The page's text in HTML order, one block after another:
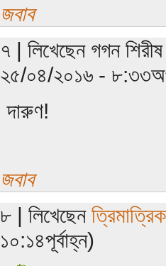
জবাব
৭ | লিখেছেন গগন
২৫/০৪/২০১৬ -
দারুণ!
জবাব
৮ | লিখেছেন
১০:১৪পূর্বাহ্ন)